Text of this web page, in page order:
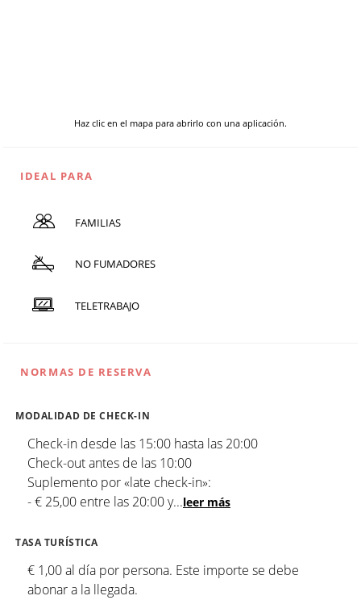
Haz clic en el mapa para abrirlo con una aplicación.
IDEAL PARA
FAMILIAS
NO FUMADORES
TELETRABAJO
NORMAS DE RESERVA
MODALIDAD DE CHECK-IN
Check-in desde las 15:00 hasta las 20:00
Check-out antes de las 10:00
Suplemento por «late check-in»:
- € 25,00 entre las 20:00 y...leer más
TASA TURÍSTICA
€ 1,00 al día por persona. Este importe se debe
abonar a la llegada.